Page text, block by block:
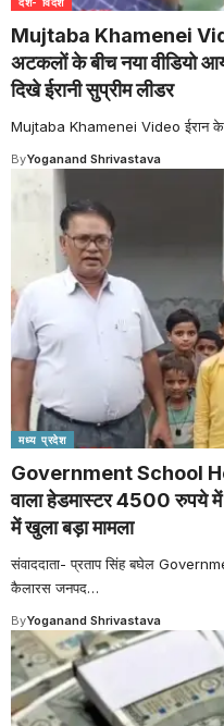
Mujtaba Khamenei
अटकलों के बीच नया वीडियो
दिखे ईरानी सुप्रीम लीडर
Mujtaba Khamenei Video ईरान के
ByYoganand Shrivastava
मध्य प्रदेश
Government School
वाला हेडमास्टर 4500 रुपये में
में खुला बड़ा मामला
संवाददाता- प्रताप सिंह बघेल
कैलारस जनपद…
ByYoganand Shrivastava